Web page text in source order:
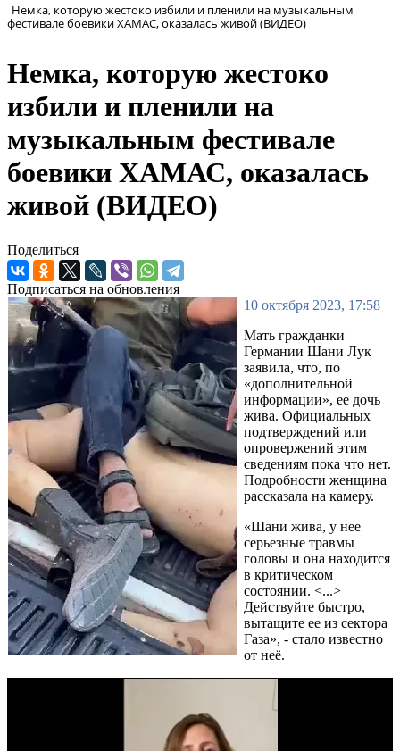
Немка, которую жестоко избили и пленили на музыкальным
фестивале боевики ХАМАС, оказалась живой (ВИДЕО)
Немка, которую жестоко
избили и пленили на
музыкальным фестивале
боевики ХАМАС, оказалась
живой (ВИДЕО)
Поделиться
Подписаться на обновления
10 октября 2023, 17:58
Мать гражданки
Германии Шани Лук
заявила, что, по
«дополнительной
информации», ее дочь
жива. Официальных
подтверждений или
опровержений этим
сведениям пока что нет.
Подробности женщина
рассказала на камеру.
«Шани жива, у нее
серьезные травмы
головы и она находится
в критическом
состоянии. <...>
Действуйте быстро,
вытащите ее из сектора
Газа», - стало известно
от неё.